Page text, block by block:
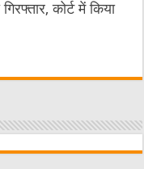
कोर्ट में किया